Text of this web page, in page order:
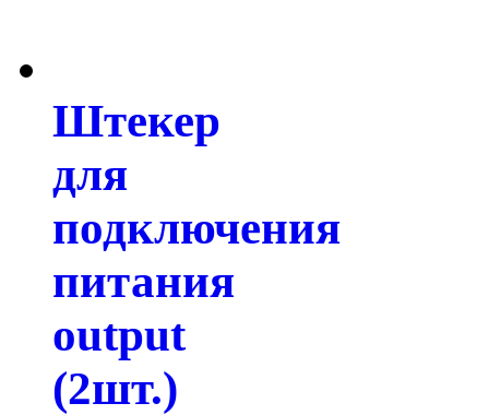
Штекер
для
подключения
питания
output
(2шт.)